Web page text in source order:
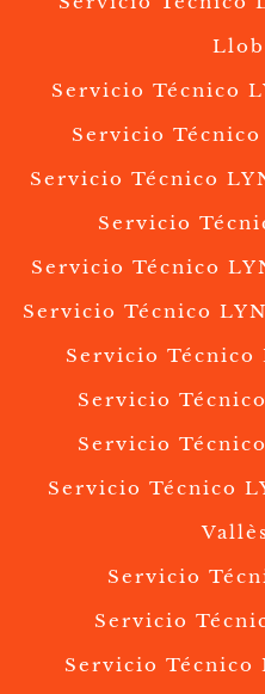
Servicio Técnico
Servicio Técnico
Servicio Técnico
Servicio
Servicio Técnico
Servicio Técnico
Servicio Técnico
Servicio
Servicio
Servicio Técnico
Servicio
Servicio
Servicio Técnico